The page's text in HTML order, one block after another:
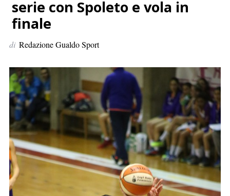
e
r
:
serie con Spoleto e vola in
finale
di Redazione Gualdo Sport